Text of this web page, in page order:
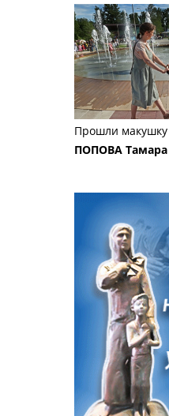
Прошли макушку
ПОПОВА Тамара